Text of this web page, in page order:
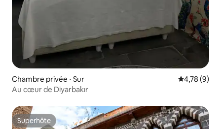
Chambre privée ⋅ Sur Évaluation
4,78 (9)
Au cœur de Diyarbakır
Superhôte
Superhôte